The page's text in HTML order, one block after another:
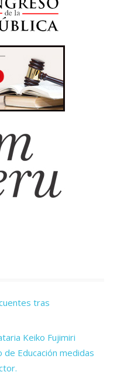
tras
Keiko Fujimiri
Educación medidas